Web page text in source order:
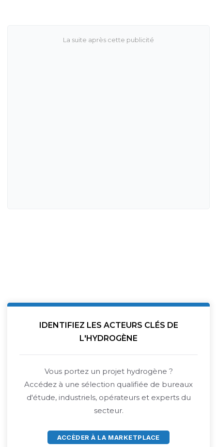
IDENTIFIEZ LES ACTEURS CLÉS DE
L'HYDROGÈNE
Vous portez un projet hydrogène ?
Accédez à une sélection qualifiée de bureaux
d'étude, industriels, opérateurs et experts du
secteur.
ACCÈDER À LA MARKETPLACE